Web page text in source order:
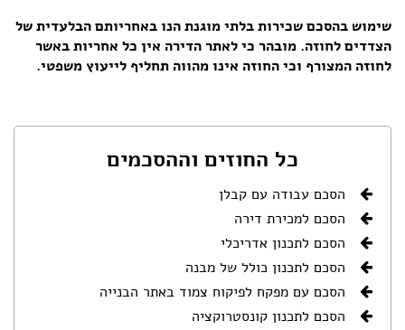
שימוש בהסכם שכירות בלתי מוגנתהנו באחריותם הבלעדית של
הצדדים לחוזה. מובהר כי לאתר הדירה אין כל אחריות באשר
לחוזה המצורף וכי החוזה אינו מהווה תחליף לייעוץ משפטי.
כל החוזים וההסכמים
הסכם עבודה עם קבלן
הסכם למכירת דירה
הסכם לתכנון אדריכלי
הסכם לתכנון כולל של מבנה
הסכם עם מפקח לפיקוח צמוד באתר הבנייה
הסכם לתכנון קונסטרוקציה